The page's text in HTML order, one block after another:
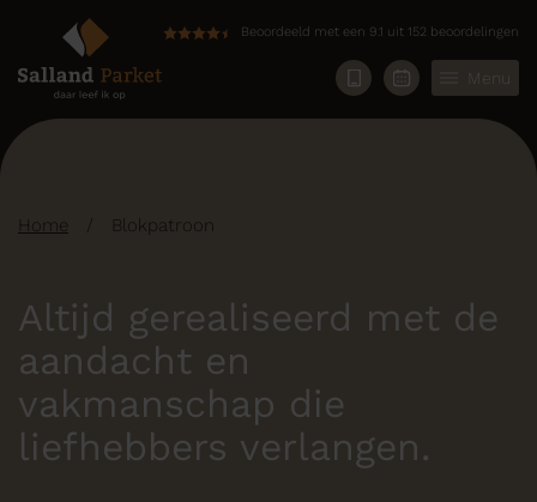
Beoordeeld met een 9.1 uit 152 beoordelingen
Menu
Home Blokpatroon
Altijd gerealiseerd met de
aandacht en
vakmanschap die
liefhebbers verlangen.